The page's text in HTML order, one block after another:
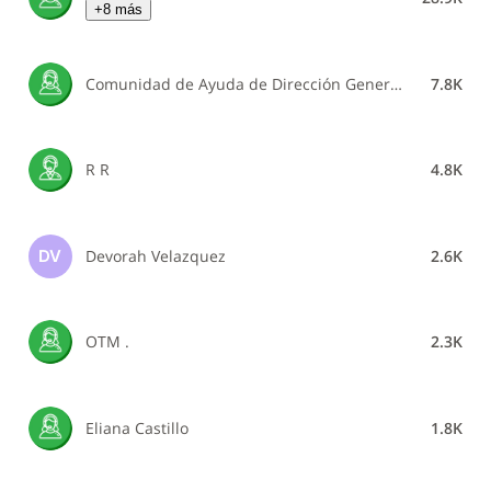
+8 más
Comunidad de Ayuda de Dirección General de Impuestos Internos 7.8K
R R 4.8K
DV Devorah Velazquez 2.6K
OTM . 2.3K
Eliana Castillo 1.8K